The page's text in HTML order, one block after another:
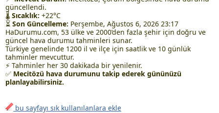
güncellendi.
🌡Sıcaklık: +22°C
⏳Son Güncelleme: Perşembe, Ağustos 6, 2026 23:17
HaDurumu.com, 53 ülke ve 2000’den fazla şehir için doğru ve
güncel hava durumu tahminleri sunar.
Türkiye genelinde 1200 il ve ilçe için saatlik ve 10 günlük
tahminler mevcuttur.
⚡ Tahminler her 30 dakikada bir yenilenir.
✅ Mecitözü hava durumunu takip ederek gününüzü
planlayabilirsiniz.
bu sayfayı sık kullanılanlara ekle